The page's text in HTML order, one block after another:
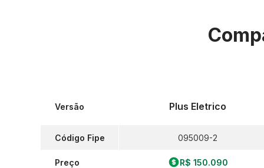
Versão
Código Fipe
Preço
Plus Eletrico
095009-2
R$ 150.090